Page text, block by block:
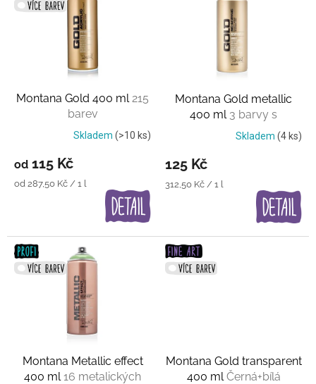
p
ů
Montana Gold 400 ml 215
barev
Skladem (>10 ks)
od 115 Kč
Měrná
od 287,50 Kč / 1 l
Montana Gold metallic
400 ml 3 barvy s
vysokým leskem+2 matné
Skladem (4 ks)
125 Kč
Měrná
312,50 Kč / 1 l
Montana Metallic effect
400 ml 16 metalických
Montana Gold transparent
400 ml Černá+bílá